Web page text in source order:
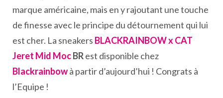
marque américaine, mais en y rajoutant une touche
de finesse avec le principe du détournement qui lui
est cher. La sneakers BLACKRAINBOW x CAT
Jeret Mid MocBRest disponible chez
Blackrainbowà partir d’aujourd’hui ! Congrats à
l’Equipe !